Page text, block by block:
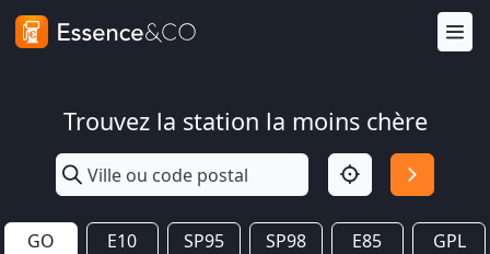
Trouvez la station la moins chère
GO E10 SP95 SP98 E85 GPL